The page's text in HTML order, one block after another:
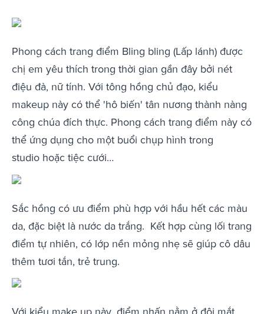
Phong cách trang điểm Bling bling (Lấp lánh) được
chị em yêu thích trong thời gian gần đây bởi nét
điệu đà, nữ tính. Với tông hồng chủ đạo, kiểu
makeup này có thể 'hô biến' tân nương thành nàng
công chúa đích thực. Phong cách trang điểm này có
thể ứng dụng cho một buổi chụp hình trong
studio hoặc tiệc cưới…
Sắc hồng có ưu điểm phù hợp với hầu hết các màu
da, đặc biệt là nước da trắng. Kết hợp cùng lối trang
điểm tự nhiên, có lớp nền mỏng nhẹ sẽ giúp cô dâu
thêm tươi tắn, trẻ trung.